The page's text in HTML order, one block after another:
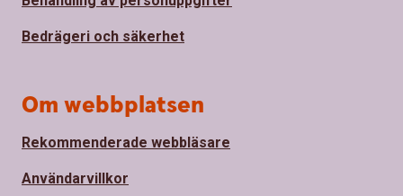
Bedrägeri och säkerhet
Om webbplatsen
Rekommenderade webbläsare
Användarvillkor